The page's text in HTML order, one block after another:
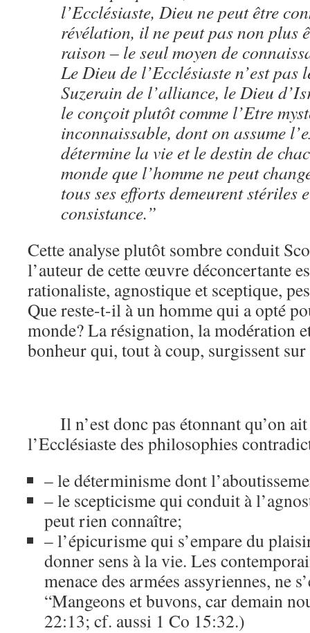
l’Ecclésiaste, Dieu ne peut être
révélation, il ne peut pas non plus
raison – le seul moyen de
Le Dieu de l’Ecclésiaste n’est pas
Suzerain de l’alliance, le Dieu
le conçoit plutôt comme l’Etre
inconnaissable, dont on assume
détermine la vie et le destin de
monde que l’homme ne peut
tous ses efforts demeurent stériles
consistance.”
Cette analyse plutôt sombre conduit
l’auteur de cette œuvre déconcertante
rationaliste, agnostique et sceptique,
Que reste-t-il à un homme qui a opté
monde? La résignation, la modération
bonheur qui, tout à coup, surgissent sur
Il n’est donc pas étonnant qu’on
l’Ecclésiaste des philosophies
– le déterminisme dont
– le scepticisme qui conduit à
peut rien connaître;
– l’épicurisme qui s’empare du
donner sens à la vie. Les
menace des armées assyriennes, ne
“Mangeons et buvons, car demain
22:13; cf. aussi 1 Co 15:32.)